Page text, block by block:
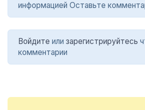
информацией Оставьте
Войдите или зарегистрируйтесь
комментарии